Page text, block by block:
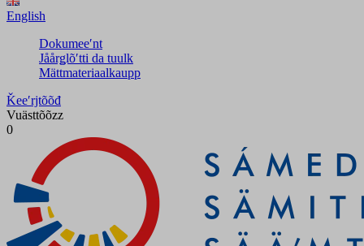
English
Dokumeeʹnt
Jåårǥlõʹtti da tuulk
Mättmateriaalkaupp
Ǩeeʹrjtõõđ
Vuästtõõzz
0